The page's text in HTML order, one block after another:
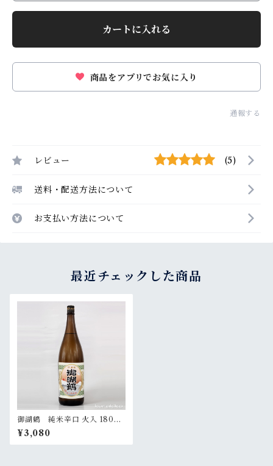
カートに入れる
商品をアプリでお気に入り
通報する
レビュー (5)
送料・配送方法について
お支払い方法について
最近チェックした商品
御湖鶴 純米辛口 火入 1800
ml
¥3,080